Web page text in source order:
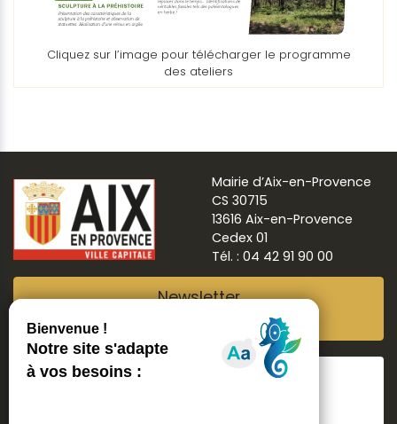
Cliquez sur l’image pour télécharger le programme
des ateliers
Mairie d’Aix-en-Provence
CS 30715
13616 Aix-en-Provence
Cedex 01
Tél. : 04 42 91 90 00
Newsletter
Suivre Aix ma ville